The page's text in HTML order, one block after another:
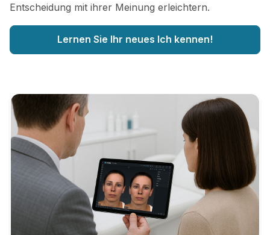
Entscheidung mit ihrer Meinung erleichtern.
Lernen Sie Ihr neues Ich kennen!